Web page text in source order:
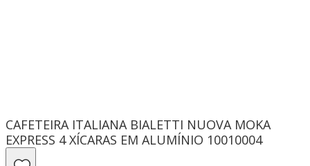
CAFETEIRA ITALIANA BIALETTI NUOVA MOKA
EXPRESS 4 XÍCARAS EM ALUMÍNIO 10010004